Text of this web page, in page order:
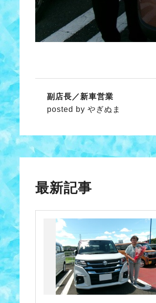
副店長／新車営業
posted by やぎぬま
最新記事